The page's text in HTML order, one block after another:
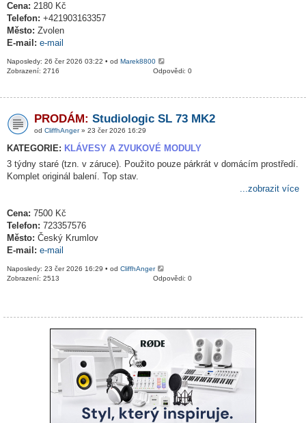
Cena: 2180 Kč
Telefon: +421903163357
Město: Zvolen
E-mail: e-mail
Naposledy: 26 čer 2026 03:22 • od Marek8800
Odpovědi: 0
Zobrazení: 2716
PRODÁM: Studiologic SL 73 MK2
od CliffhAnger» 23 čer 2026 16:29
KATEGORIE: KLÁVESY A ZVUKOVÉ MODULY
3 týdny staré (tzn. v záruce). Použito pouze párkrát v domácím prostředí.
Komplet originál balení. Top stav.
...zobrazit více
Cena: 7500 Kč
Telefon: 723357576
Město: Český Krumlov
E-mail: e-mail
Naposledy: 23 čer 2026 16:29 • od CliffhAnger
Odpovědi: 0
Zobrazení: 2513